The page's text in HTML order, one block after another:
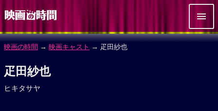
映画の時間 → 映画キャスト → 疋田紗也
疋田紗也
ヒキタサヤ